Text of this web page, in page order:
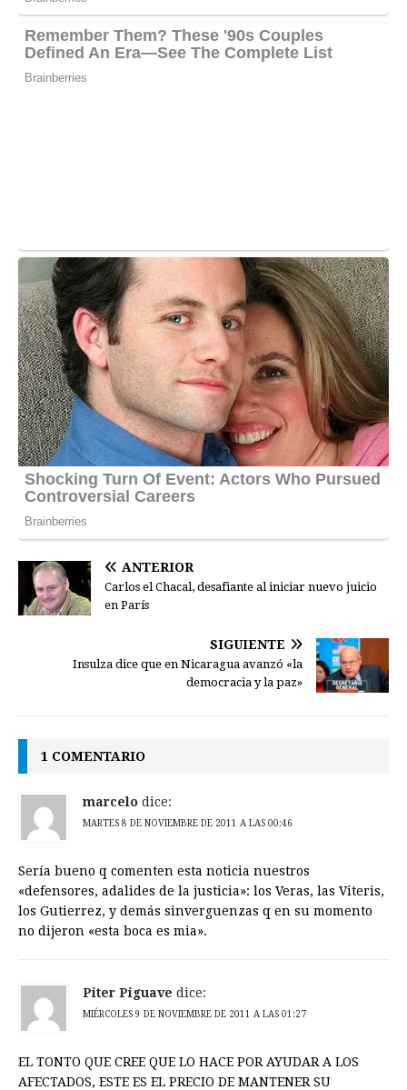
ANTERIOR
Carlos el Chacal, desafiante al iniciar nuevo juicio
en París
SIGUIENTE
Insulza dice que en Nicaragua avanzó «la
democracia y la paz»
1 COMENTARIO
marcelo dice:
MARTES 8 DE NOVIEMBRE DE 2011 A LAS 00:46
Sería bueno q comenten esta noticia nuestros
«defensores, adalides de la justicia»: los Veras, las Viteris,
los Gutierrez, y demás sinverguenzas q en su momento
no dijeron «esta boca es mia».
Piter Piguave dice:
MIÉRCOLES 9 DE NOVIEMBRE DE 2011 A LAS 01:27
EL TONTO QUE CREE QUE LO HACE POR AYUDAR A LOS
AFECTADOS, ESTE ES EL PRECIO DE MANTENER SU